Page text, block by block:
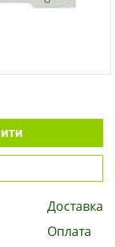
Доставка
Оплата